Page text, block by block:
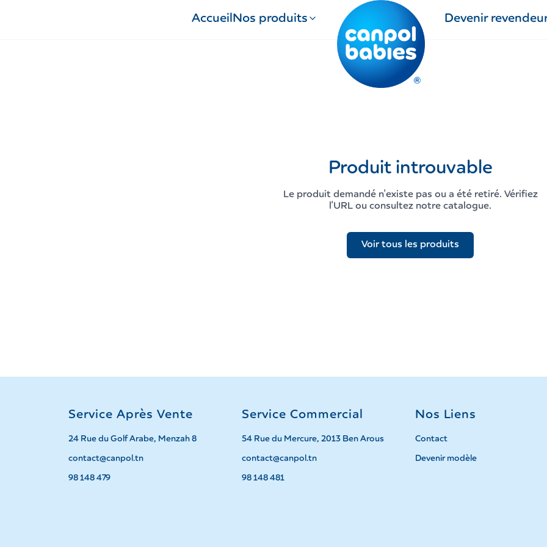
AccueilNos produits Devenir
Produit introuvable
Le produit demandé n'existe pas ou a été retiré. Vérifiez
l'URL ou consultez notre catalogue.
Voir tous les produits
Service Après Vente
24 Rue du Golf Arabe, Menzah 8
contact@canpol.tn
98 148 479
Service Commercial
54 Rue du Mercure, 2013 Ben Arous
contact@canpol.tn
98 148 481
Nos Liens
Contact
Devenir modèle